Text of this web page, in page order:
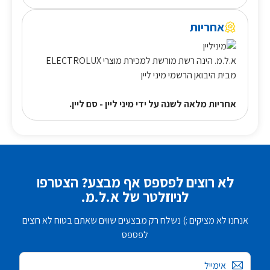
אחריות
א.ל.מ. הינה רשת מורשת למכירת מוצרי ELECTROLUX
מבית היבואן הרשמי מיני ליין
אחריות מלאה לשנה על ידי מיני ליין - סם ליין.
לא רוצים לפספס אף מבצע? הצטרפו
לניוזלטר של א.ל.מ.
אנחנו לא מציקים :) נשלח רק מבצעים שווים שאתם בטוח לא רוצים
לפספס
אימייל